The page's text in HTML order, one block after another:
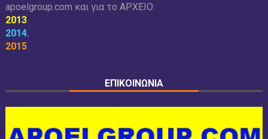
apoelgroup.com και για το ΑΡΧΕΙΟ:
2013.
2014.
2015.
ΕΠΙΚΟΙΝΩΝΙΑ